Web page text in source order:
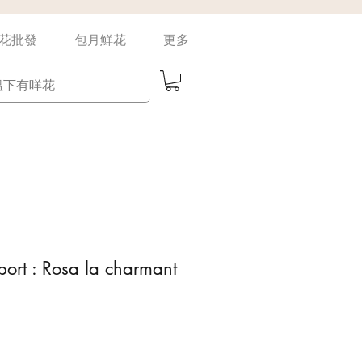
批發 包月鮮花 更多
: Rosa la charmant